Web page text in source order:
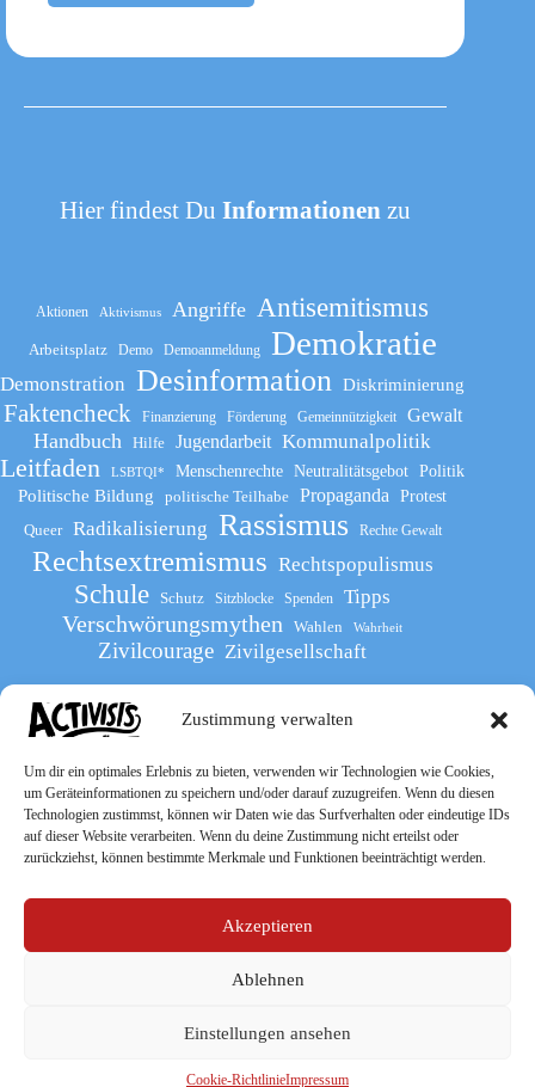
Zustimmung verwalten
Um dir ein optimales Erlebnis zu bieten, verwenden wir Technologien wie Cookies,
um Geräteinformationen zu speichern und/oder darauf zuzugreifen. Wenn du diesen
Technologien zustimmst, können wir Daten wie das Surfverhalten oder eindeutige IDs
auf dieser Website verarbeiten. Wenn du deine Zustimmung nicht erteilst oder
zurückziehst, können bestimmte Merkmale und Funktionen beeinträchtigt werden.
Akzeptieren
Ablehnen
Einstellungen ansehen
Cookie-RichtlinieImpressum
Hier findest DuInformationen zu
Aktionen Aktivismus Angriffe Antisemitismus
Arbeitsplatz Demo Demoanmeldung Demokratie
Demonstration Desinformation Diskriminierung
Faktencheck Finanzierung Förderung Gemeinnützigkeit Gewalt
Handbuch Hilfe Jugendarbeit Kommunalpolitik
Leitfaden LSBTQI* Menschenrechte Neutralitätsgebot Politik
Politische Bildung politische Teilhabe Propaganda
Protest
Queer
Radikalisierung Rassismus Rechte Gewalt
Rechtsextremismus Rechtspopulismus
Schule Schutz Sitzblocke Spenden Tipps
Verschwörungsmythen Wahlen Wahrheit
Zivilcourage Zivilgesellschaft
Werde Teil des The Activists Guide